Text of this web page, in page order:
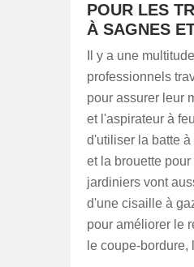
POUR LES
À SAGNES
Il y a une
professionnels
pour assurer leur
et l'aspirateur à
d'utiliser la batte
et la brouette
jardiniers vont
d'une cisaille à
pour améliorer le
le coupe-